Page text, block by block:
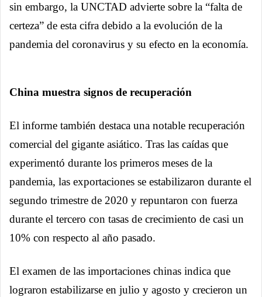
sin embargo, la UNCTAD advierte sobre la “falta de
certeza” de esta cifra debido a la evolución de la
pandemia del coronavirus y su efecto en la economía.
China muestra signos de recuperación
El informe también destaca una notable recuperación
comercial del gigante asiático. Tras las caídas que
experimentó durante los primeros meses de la
pandemia, las exportaciones se estabilizaron durante el
segundo trimestre de 2020 y repuntaron con fuerza
durante el tercero con tasas de crecimiento de casi un
10% con respecto al año pasado.
El examen de las importaciones chinas indica que
lograron estabilizarse en julio y agosto y crecieron un